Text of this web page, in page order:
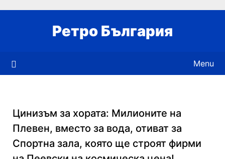
Ретро България
Menu
Цинизъм за хората: Милионите на
Плевен, вместо за вода, отиват за
Спортна зала, която ще строят фирми